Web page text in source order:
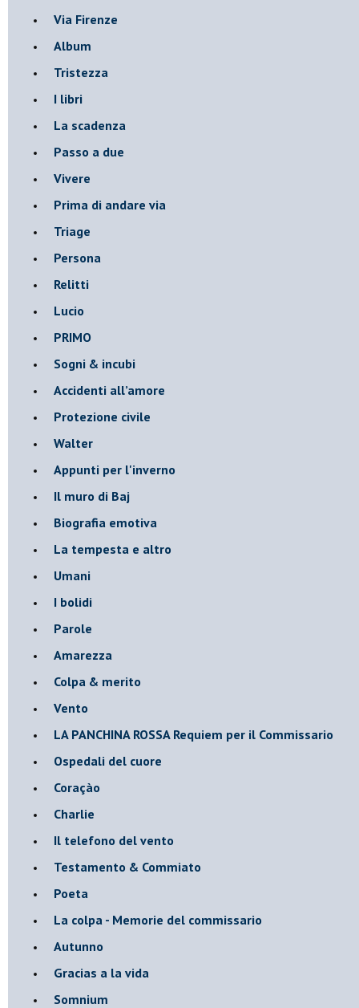
Via Firenze
Album
Tristezza
I libri
La scadenza
Passo a due
Vivere
Prima di andare via
Triage
Persona
Relitti
Lucio
PRIMO
Sogni & incubi
Accidenti all’amore
Protezione civile
Walter
Appunti per l'inverno
Il muro di Baj
Biografia emotiva
La tempesta e altro
Umani
I bolidi
Parole
Amarezza
Colpa & merito
Vento
​LA PANCHINA ROSSA Requiem per il Commissario
Ospedali del cuore
Coraçào
Charlie
Il telefono del vento
Testamento & Commiato
Poeta
​La colpa - Memorie del commissario
Autunno
Gracias a la vida
Somnium